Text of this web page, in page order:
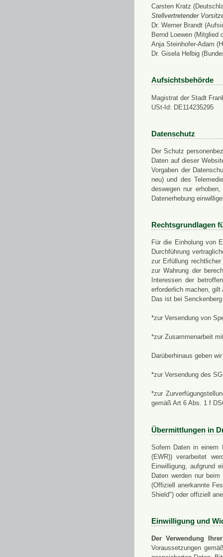
Carsten Kratz
Stellvertretender
Dr. Werner Brandt
Bernd Loewen (Mitglied
Anja Steinhofer-Adam
Dr. Gisela Helbig
Aufsichtsbehörde
Magistrat der Stadt
USt-Id: DE114235295
Datenschutz
Der Schutz
Daten auf dieser
Vorgaben der
neu) und des
deswegen nur
Datenerhebung
Rechtsgrundlagen
Für die Einholung von
Durchführung
zur Erfüllung
zur Wahrung der
Interessen der
erforderlich machen,
Das ist bei
*zur Versendung von
*zur Zusammenarbeit
Darüberhinaus geben
*zur Versendung des
*zur
gemäß Art 6 Abs. 1 f
Übermittlungen in
Sofern Daten in einem
(EWR)) verarbeitet
Einwilligung, aufgrund
Daten werden nur
(Offiziell anerkannte
Shield") oder offiziell
Einwilligung und
Der Verwendung
Voraussetzungen